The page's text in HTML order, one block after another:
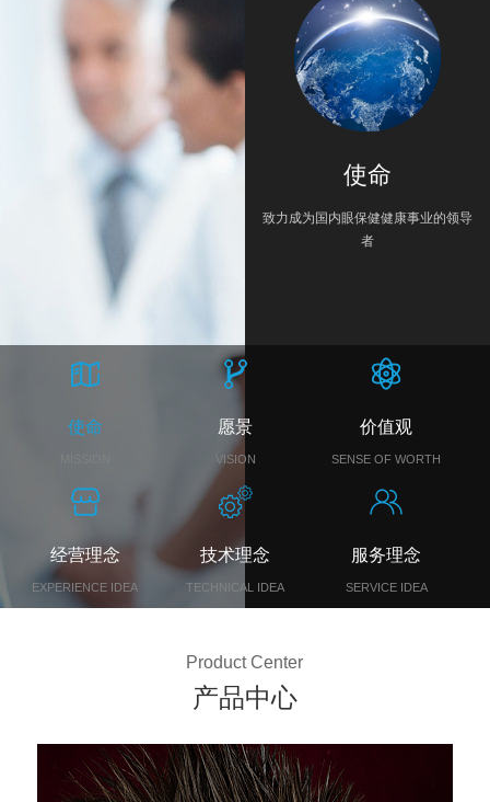
使命 愿景
VISION
价值观
SENSE OF WORTH
经营理念
EXPERIENCE IDEA
技术理念
TECHNICAL IDEA
服务理念
SERVICE IDEA
使命
致力成为国内眼保健健康事业的领导
者
Product Center
产品中心